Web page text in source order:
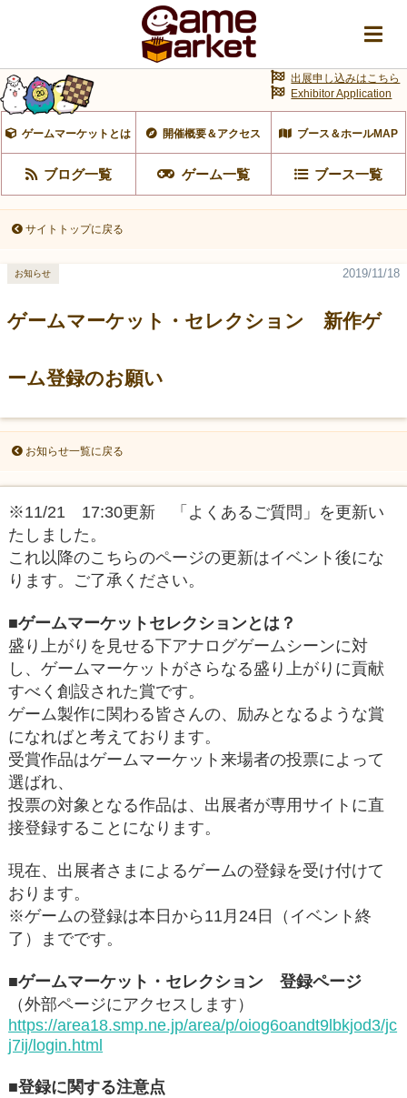
ゲームマーケットとは 開催概要＆アクセス ブース＆ホールMAP
ブログ一覧 ゲーム一覧 ブース一覧
出展申し込みはこちら
Exhibitor Application
サイトトップに戻る
ゲームマーケット・セレクション 新作ゲ
ーム登録のお願い
2019/11/18
お知らせ
お知らせ一覧に戻る
※11/21 17:30更新 「よくあるご質問」を更新い
たしました。
これ以降のこちらのページの更新はイベント後にな
ります。ご了承ください。
■ゲームマーケットセレクションとは？
盛り上がりを見せる下アナログゲームシーンに対
し、ゲームマーケットがさらなる盛り上がりに貢献
すべく創設された賞です。
ゲーム製作に関わる皆さんの、励みとなるような賞
になればと考えております。
受賞作品はゲームマーケット来場者の投票によって
選ばれ、
投票の対象となる作品は、出展者が専用サイトに直
接登録することになります。
現在、出展者さまによるゲームの登録を受け付けて
おります。
※ゲームの登録は本日から11月24日（イベント終
了）までです。
■ゲームマーケット・セレクション 登録ページ
（外部ページにアクセスします）
https://area18.smp.ne.jp/area/p/oiog6oandt9lbkjod3/jc
j7ij/login.html
■登録に関する注意点